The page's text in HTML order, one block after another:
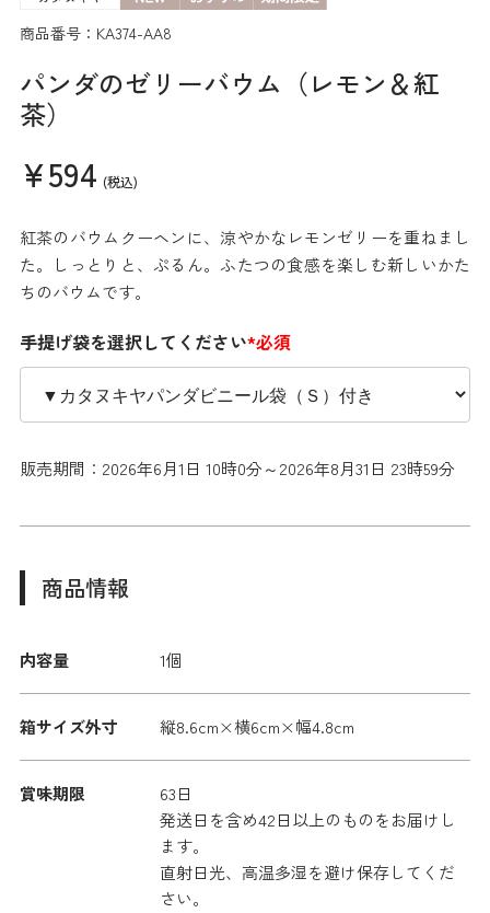
商品番号：KA374-AA8
パンダのゼリーバウム（レモン＆紅
茶）
¥594 (税込)
紅茶のバウムクーヘンに、涼やかなレモンゼリーを重ねまし
た。しっとりと、ぷるん。ふたつの食感を楽しむ新しいかた
ちのバウムです。
手提げ袋を選択してください*必須
販売期間：2026年6月1日 10時0分～2026年8月31日 23時59分
商品情報
内容量 1個
箱サイズ外寸 縦8.6cm×横6cm×幅4.8cm
賞味期限
63日
発送日を含め42日以上のものをお届けし
ます。
直射日光、高温多湿を避け保存してくだ
さい。